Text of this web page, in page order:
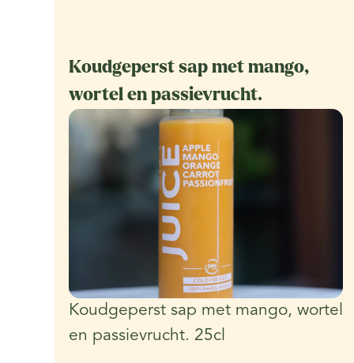
Koudgeperst sap met mango,
wortel en passievrucht.
Koudgeperst sap met mango, wortel
en passievrucht. 25cl